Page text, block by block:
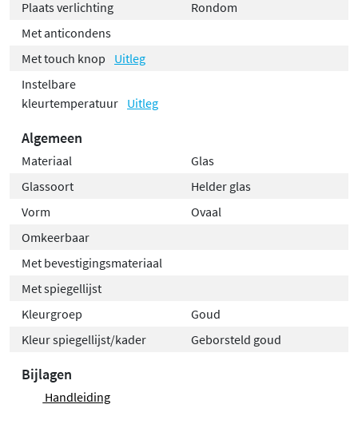
Geef je badkamer een luxe en moderne uitstraling met
de Bewonen Smooth ovale spiegel. Bestel vandaag nog
functionaliteit!
Plaats verlichting
Rondom
Met anticondens
Met touch knop
Uitleg
Instelbare
kleurtemperatuur Uitleg
Algemeen
Materiaal
Glas
Glassoort
Helder glas
Vorm
Ovaal
Omkeerbaar
Met bevestigingsmateriaal
Met spiegellijst
Kleurgroep
Goud
Kleur spiegellijst/kader
Geborsteld goud
Bijlagen
Handleiding